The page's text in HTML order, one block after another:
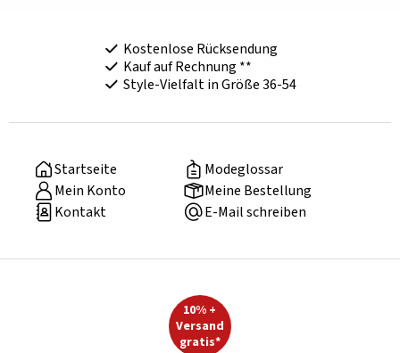
Kostenlose Rücksendung
Kauf auf Rechnung **
Style-Vielfalt in Größe 36-54
Startseite
Modeglossar
Mein Konto
Meine Bestellung
Kontakt
E-Mail schreiben
10% +
Versand
gratis*